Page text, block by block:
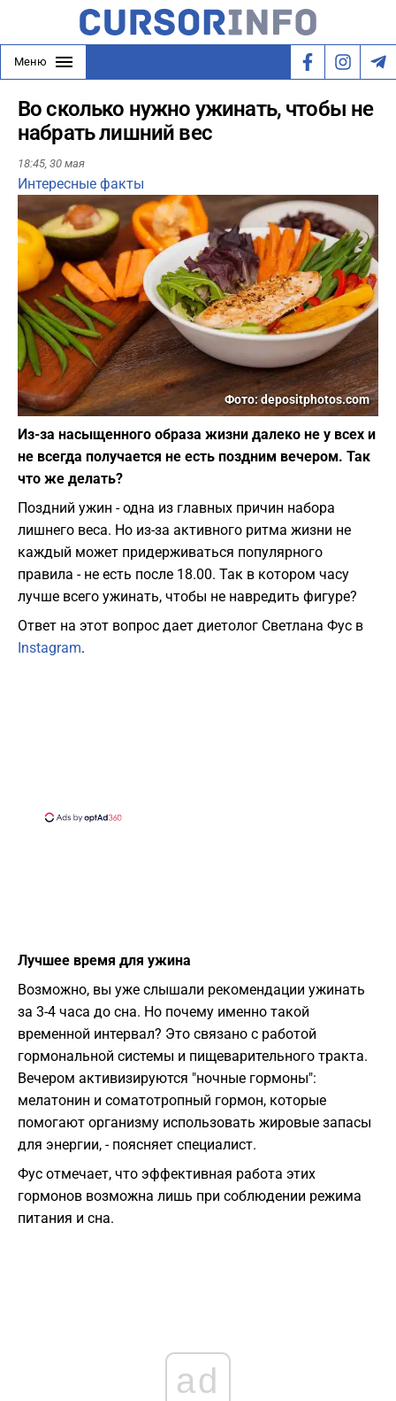
Меню
Во сколько нужно ужинать, чтобы не
набрать лишний вес
18:45, 30 мая
Интересные факты
Фото: depositphotos.com
Из-за насыщенного образа жизни далеко не у всех и
не всегда получается не есть поздним вечером. Так
что же делать?
Поздний ужин - одна из главных причин набора
лишнего веса. Но из-за активного ритма жизни не
каждый может придерживаться популярного
правила - не есть после 18.00. Так в котором часу
лучше всего ужинать, чтобы не навредить фигуре?
Ответ на этот вопрос дает диетолог Светлана Фус в
Instagram.
Лучшее время для ужина
Возможно, вы уже слышали рекомендации ужинать
за 3-4 часа до сна. Но почему именно такой
временной интервал? Это связано с работой
гормональной системы и пищеварительного тракта.
Вечером активизируются "ночные гормоны":
мелатонин и соматотропный гормон, которые
помогают организму использовать жировые запасы
для энергии, - поясняет специалист.
Фус отмечает, что эффективная работа этих
гормонов возможна лишь при соблюдении режима
питания и сна.
ad